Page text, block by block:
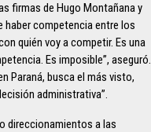
firmas de Hugo Montañana y
haber competencia entre los
quién voy a competir. Es una
Es imposible”, aseguró.
Paraná, busca el más visto,
administrativa”.
direccionamientos a las